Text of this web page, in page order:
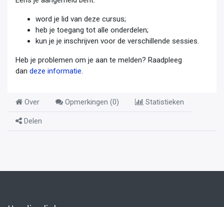
word je lid van deze cursus;
heb je toegang tot alle onderdelen;
kun je je inschrijven voor de verschillende sessies.
Heb je problemen om je aan te melden? Raadpleeg
dan deze informatie
Over Opmerkingen (0) Statistieken
Delen